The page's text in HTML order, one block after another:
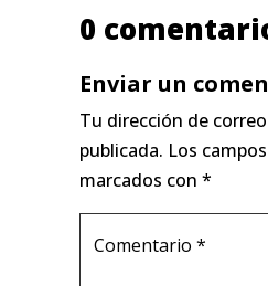
0
Enviar un
Tu dirección de
publicada. Los
marcados con *